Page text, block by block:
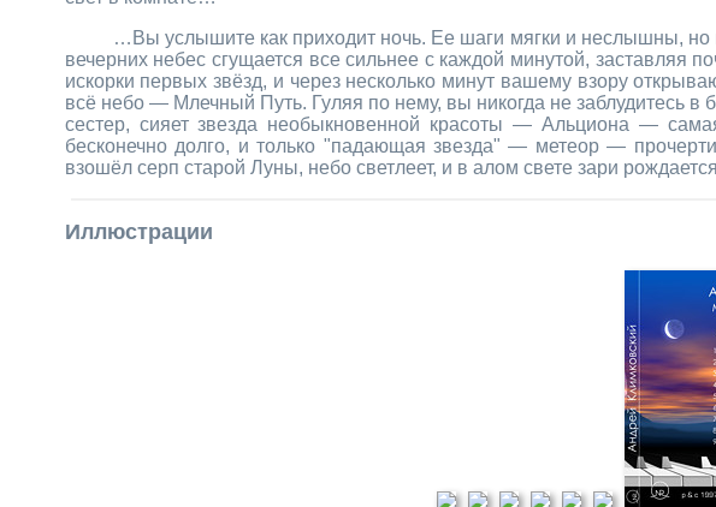
…Вы услышите как приходит ночь. Ее шаги мягки и неслышны, но
вечерних небес сгущается все сильнее с каждой минутой, заставляя
искорки первых звёзд, и через несколько минут вашему взору
всё небо — Млечный Путь. Гуляя по нему, вы никогда не заблудитесь в
сестер, сияет звезда необыкновенной красоты — Альциона —
бесконечно долго, и только "падающая звезда" — метеор —
взошёл серп старой Луны, небо светлеет, и в алом свете зари
Иллюстрации